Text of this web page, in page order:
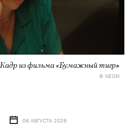
Кадр из фильма «Бумажный тигр»
© NEON
06 АВГУСТА 2026